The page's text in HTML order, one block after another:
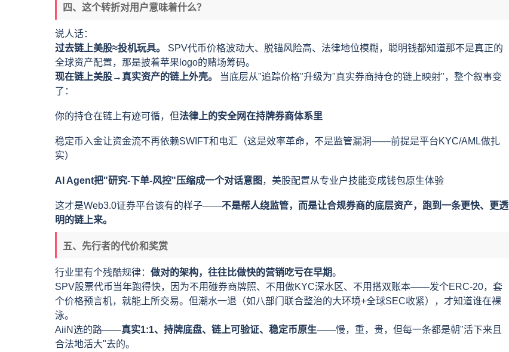
四、这个转折对用户意味着什么？
说人话：
过去链上美股≈投机玩具。
SPV代币价格波动大、脱锚风险高、法律地位模糊，聪明钱都知道那不是真正的
全球资产配置，那是披着苹果logo的赌场筹码。
现在链上美股→真实资产的链上外壳。
当底层从"追踪价格"升级为"真实券商持仓的链上映射"，整个叙事变
了：
你的持仓在链上有迹可循，但法律上的安全网在持牌券商体系里
稳定币入金让资金流不再依赖SWIFT和电汇（这是效率革命，不是监管漏洞——前提是平台KYC/AML做扎
实）
AI Agent把"研究-下单-风控"压缩成一个对话意图 ，美股配置从专业户技能变成钱包原生体验
这才是Web3.0证券平台该有的样子——不是帮人绕监管，而是让合规券商的底层资产，跑到一条更快、更透
明的链上来。
五、先行者的代价和奖赏
行业里有个残酷规律： 做对的架构，往往比做快的营销吃亏在早期。
SPV股票代币当年跑得快，因为不用碰券商牌照、不用做KYC深水区、不用搭双账本——发个ERC-20，套
个价格预言机，就能上所交易。但潮水一退（如八部门联合整治的大环境+全球SEC收紧），才知道谁在裸
泳。
AiiN选的路——真实1:1、持牌底盘、链上可验证、稳定币原生——慢，重，贵，但每一条都是朝"活下来且
合法地活大"去的。